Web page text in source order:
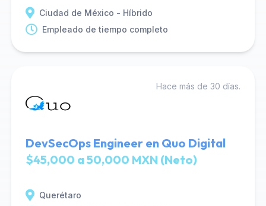
Ciudad de México - Híbrido
Empleado de tiempo completo
Hace más de 30 días.
DevSecOps Engineer en Quo Digital
$45,000 a 50,000 MXN (Neto)
Querétaro